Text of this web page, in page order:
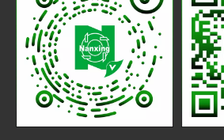
抖音
二维码